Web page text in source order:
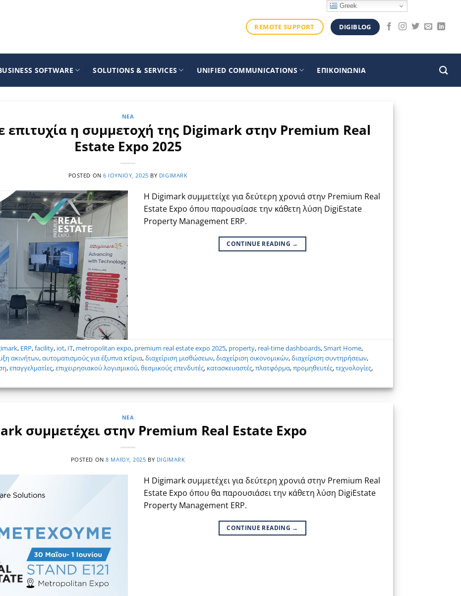
REMOTE SUPPORT DIGIBLOG
SOFTWARE SOLUTIONS & SERVICES UNIFIED COMMUNICATIONS ΕΠΙΚΟΙΝΩΝΙΑ
ΝΈΑ
η συμμετοχή της Digimark στην Premium Real
Estate Expo 2025
POSTED ON6 ΙΟΥΝΊΟΥ, 2025 BY DIGIMARK
Η Digimark συμμετείχε για δεύτερη χρονιά στην Premium Real
Estate Expo όπου παρουσίασε την κάθετη λύση DigiEstate
Property Management ERP.
CONTINUE READING →
, ERP,facility, iot, IT, metropolitan expo, premium real estate expo 2025, property, real-time dashboards,Smart Home,
ακινήτων,αυτοματισμούς για έξυπνα κτίρια,διαχείριση μισθώσεων,διαχείριση οικονομικών,διαχείριση συντηρήσεων,
,επαγγελματίες,επιχειρησιακού λογισμικού,θεσμικούς επενδυτές, κατασκευαστές,πλατφόρμα,προμηθευτές,τεχνολογίες,
ΝΈΑ
συμμετέχει στην Premium Real Estate Expo
POSTED ON8 ΜΑΪ́ΟΥ, 2025 BY DIGIMARK
Η Digimark συμμετέχει για δεύτερη χρονιά στην Premium Real
Estate Expo όπου θα παρουσιάσει την κάθετη λύση DigiEstate
Property Management ERP.
CONTINUE READING →
Greek